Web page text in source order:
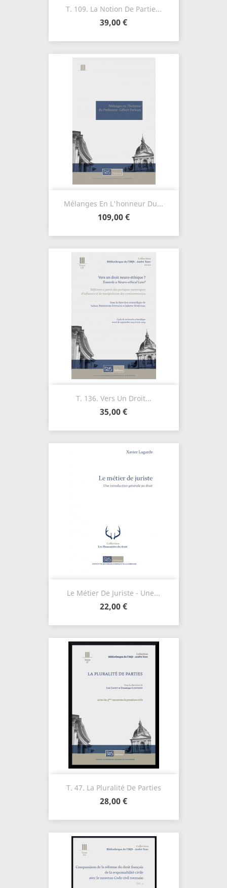
T. 109. La Notion De Partie...
39,00 €
Mélanges En L'honneur Du...
109,00 €
T. 136. Vers Un Droit...
35,00 €
Le Métier De Juriste - Une...
22,00 €
T. 47. La Pluralité De Parties
28,00 €